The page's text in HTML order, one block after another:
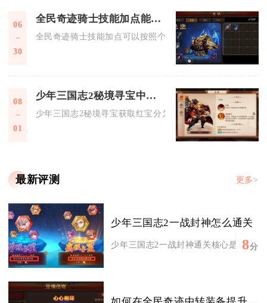
06
30
全民奇迹骑士技能加点能否按照个人喜好设置
全民奇迹骑士技能加点可以按照个人喜好进行设置，不同的
08
01
少年三国志2秘境寻宝中红宝的获取方法有哪些
少年三国志2秘境寻宝获取红宝分为四大核心渠道，分别是
最新评测 更多>
少年三国志2一战封神怎么通关
少年三国志2一战封神通关核心是合理
8分